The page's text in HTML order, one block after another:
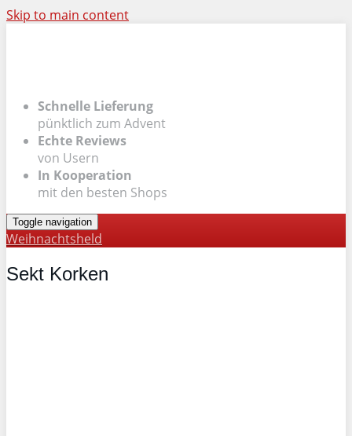
Skip to main content
Schnelle Lieferung
pünktlich zum Advent
Echte Reviews
von Usern
In Kooperation
mit den besten Shops
Toggle navigation
Weihnachtsheld
Sekt Korken